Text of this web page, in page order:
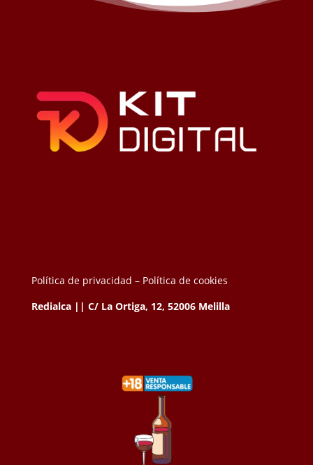
Política de privacidad – Política de cookies
Redialca || C/ La Ortiga, 12, 52006 Melilla